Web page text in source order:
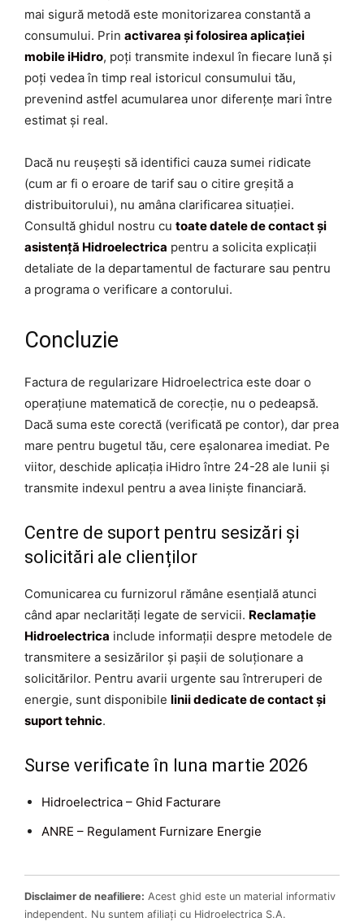
mai sigură metodă este monitorizarea constantă a
consumului. Prin activarea și folosirea aplicației
mobile iHidro, poți transmite indexul în fiecare lună și
poți vedea în timp real istoricul consumului tău,
prevenind astfel acumularea unor diferențe mari între
estimat și real.
Dacă nu reușești să identifici cauza sumei ridicate
(cum ar fi o eroare de tarif sau o citire greșită a
distribuitorului), nu amâna clarificarea situației.
Consultă ghidul nostru cu toate datele de contact și
asistență Hidroelectrica pentru a solicita explicații
detaliate de la departamentul de facturare sau pentru
a programa o verificare a contorului.
Concluzie
Factura de regularizare Hidroelectrica este doar o
operațiune matematică de corecție, nu o pedeapsă.
Dacă suma este corectă (verificată pe contor), dar prea
mare pentru bugetul tău, cere eșalonarea imediat. Pe
viitor, deschide aplicația iHidro între 24-28 ale lunii și
transmite indexul pentru a avea liniște financiară.
Centre de suport pentru sesizări și
solicitări ale clienților
Comunicarea cu furnizorul rămâne esențială atunci
când apar neclarități legate de servicii. Reclamație
Hidroelectrica include informații despre metodele de
transmitere a sesizărilor și pașii de soluționare a
solicitărilor. Pentru avarii urgente sau întreruperi de
energie, sunt disponibile linii dedicate de contact și
suport tehnic.
Surse verificate în luna martie 2026
Hidroelectrica – Ghid Facturare
ANRE – Regulament Furnizare Energie
Disclaimer de neafiliere: Acest ghid este un material informativ
independent. Nu suntem afiliați cu Hidroelectrica S.A.